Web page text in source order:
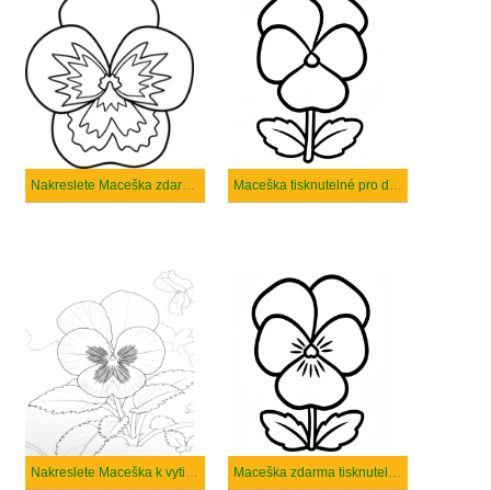
Nakreslete Maceška zdarma snadný Maceška tisknutelné pro děti
Nakreslete Maceška k vytisknutí Maceška zdarma tisknutelné pro děti